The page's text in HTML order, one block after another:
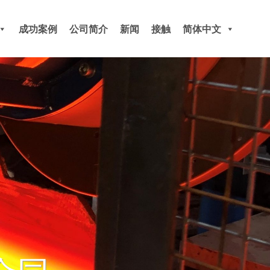
成功案例 公司简介 新闻 接触 简体中文